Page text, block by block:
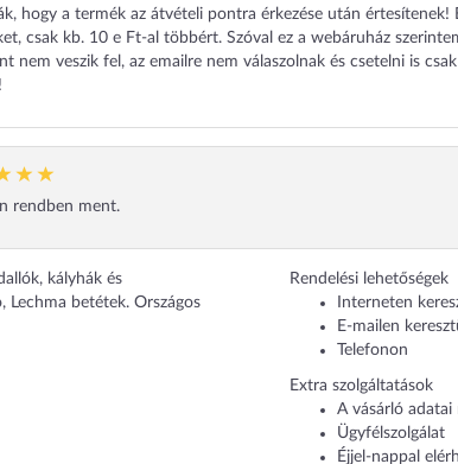
hogy a termék az átvételi pontra érkezése után
csak kb. 10 e Ft-al többért. Szóval ez a webáruház
nem veszik fel, az emailre nem válaszolnak és csetelni is
rendben ment.
kályhák és
Lechma betétek. Országos
Rendelési lehetőségek
Interneten
E-mailen
Telefonon
Extra szolgáltatások
A vásárló
Ügyfélszolgálat
Éjjel-nappal